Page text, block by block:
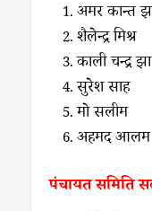
अमर कान्त
शैलेन्द्र मिश्र
काली चन्द्र झा
सुरेश साह
मो सलीम
अहमद आलम
पंचायत समिति